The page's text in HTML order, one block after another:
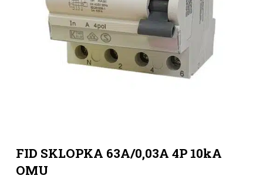
FID SKLOPKA 63A/0,03A 4P 10kA
OMU